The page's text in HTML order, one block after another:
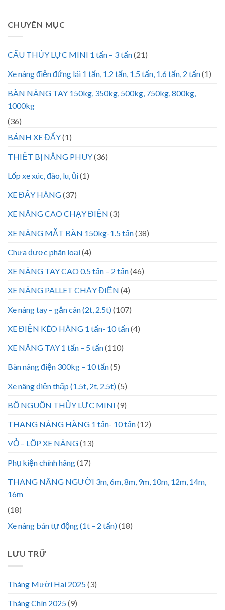
CHUYÊN MỤC
CẨU THỦY LỰC MINI 1 tấn – 3 tấn(21)
Xe nâng điện đứng lái 1 tấn, 1.2 tấn, 1.5 tấn, 1.6 tấn, 2 tấn(1)
BÀN NÂNG TAY 150kg, 350kg, 500kg, 750kg, 800kg,
1000kg
(36)
BÁNH XE ĐẨY(1)
THIẾT BỊ NÂNG PHUY(36)
Lốp xe xúc, đào, lu, ủi(1)
XE ĐẨY HÀNG(37)
XE NÂNG CAO CHẠY ĐIỆN (3)
XE NÂNG MẶT BÀN 150kg-1.5 tấn(38)
Chưa được phân loại(4)
XE NÂNG TAY CAO 0.5 tấn – 2 tấn(46)
XE NÂNG PALLET CHẠY ĐIỆN (4)
Xe nâng tay – gắn cân (2t, 2.5t)(107)
XE ĐIỆN KÉO HÀNG 1 tấn- 10 tấn(4)
XE NÂNG TAY 1 tấn – 5 tấn(110)
Bàn nâng điện 300kg – 10 tấn(5)
Xe nâng điện thấp (1.5t, 2t, 2.5t)(5)
BỘ NGUỒN THỦY LỰC MINI (9)
THANG NÂNG HÀNG 1 tấn- 10 tấn(12)
VỎ – LỐP XE NÂNG(13)
Phụ kiện chính hãng(17)
THANG NÂNG NGƯỜI 3m, 6m, 8m, 9m, 10m, 12m, 14m,
16m
(18)
Xe nâng bán tự động (1t – 2 tấn)(18)
LƯU TRỮ
Tháng Mười Hai 2025(3)
Tháng Chín 2025(9)